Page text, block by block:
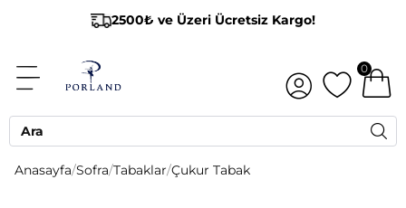
2500₺ ve Üzeri Ücretsiz Kargo!
0
Anasayfa/Sofra/Tabaklar/Çukur Tabak